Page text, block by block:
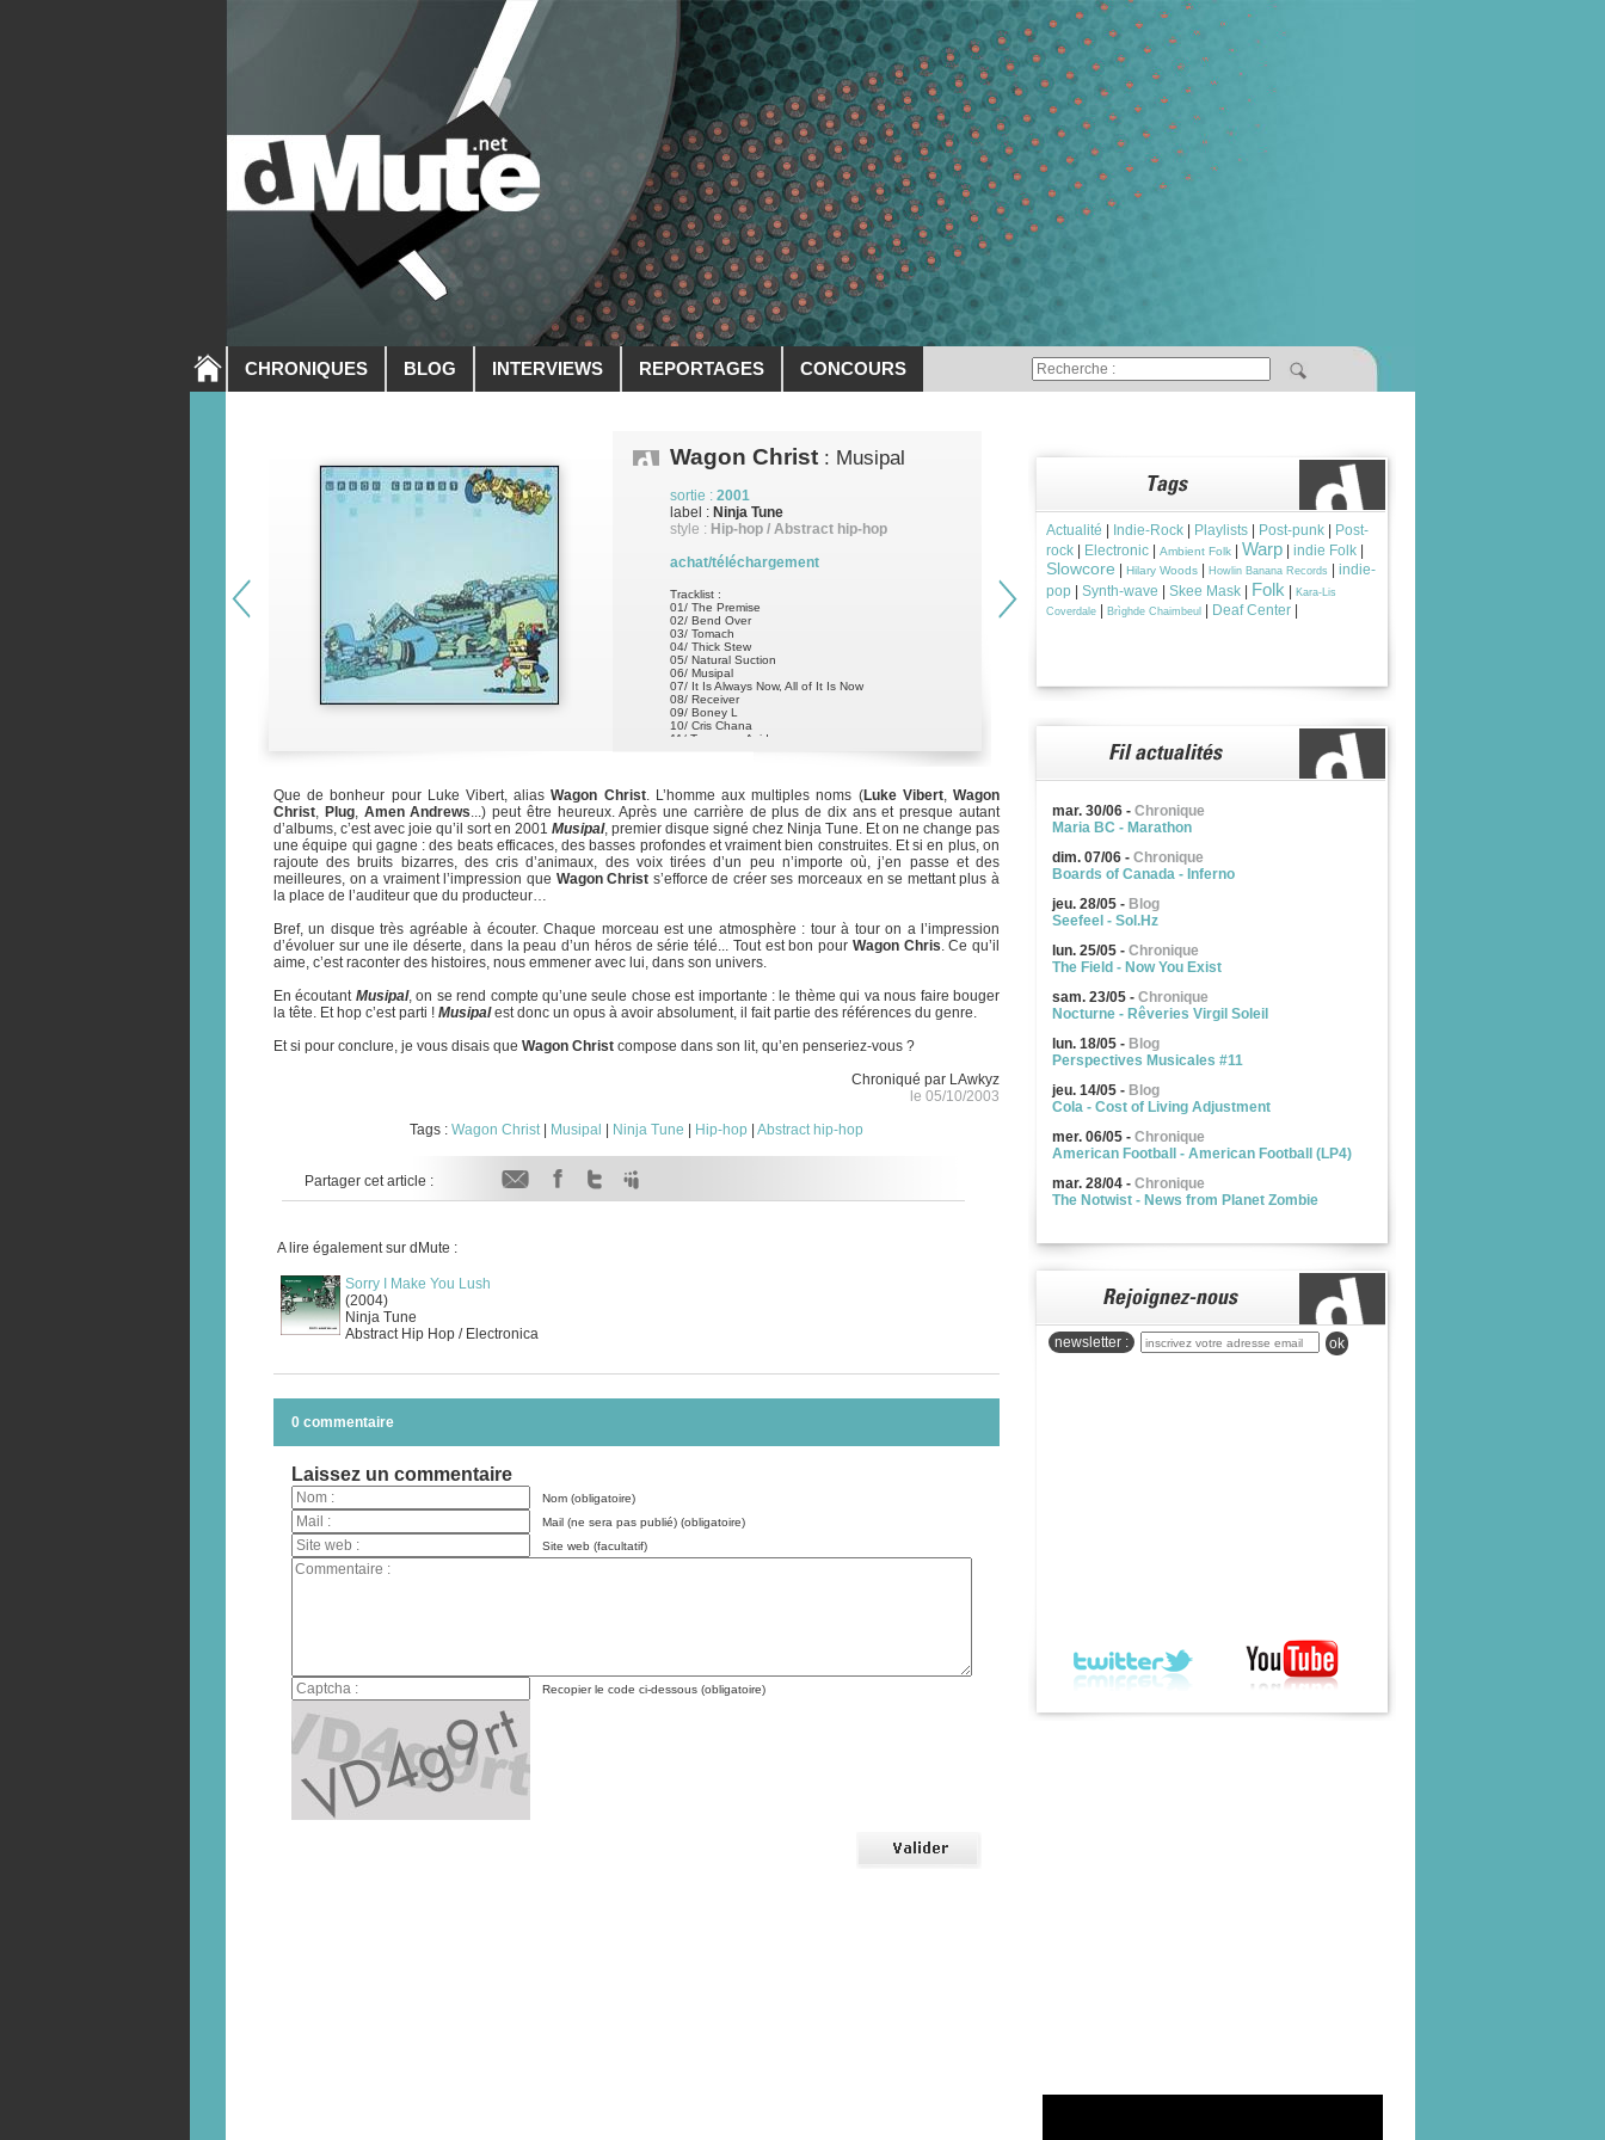
CHRONIQUES BLOG INTERVIEWS REPORTAGES CONCOURS
Wagon Christ : Musipal
sortie : 2001
label : Ninja Tune
style : Hip-hop / Abstract hip-hop
achat/téléchargement
Tracklist :
01/ The Premise
02/ Bend Over
03/ Tomach
04/ Thick Stew
05/ Natural Suction
06/ Musipal
07/ It Is Always Now, All of It Is Now
08/ Receiver
09/ Boney L
10/ Cris Chana
11/ Tomorrow Acid
Que de bonheur pour Luke Vibert, aliasWagon Christ. L’homme aux multiples noms (Luke Vibert,Wagon
Christ, Plug, Amen Andrews...) peut être heureux. Après une carrière de plus de dix ans et presque autant
d’albums, c’est avec joie qu’il sort en 2001 Musipal, premier disque signé chez Ninja Tune. Et on ne change pas
une équipe qui gagne : des beats efficaces, des basses profondes et vraiment bien construites. Et si en plus, on
rajoute des bruits bizarres, des cris d’animaux, des voix tirées d’un peu n’importe où, j’en passe et des
meilleures, on a vraiment l’impression que Wagon Christ s’efforce de créer ses morceaux en se mettant plus à
la place de l’auditeur que du producteur…
Bref, un disque très agréable à écouter. Chaque morceau est une atmosphère : tour à tour on a l’impression
d’évoluer sur une ile déserte, dans la peau d’un héros de série télé... Tout est bon pour Wagon Chris. Ce qu’il
aime, c’est raconter des histoires, nous emmener avec lui, dans son univers.
En écoutant Musipal, on se rend compte qu’une seule chose est importante : le thème qui va nous faire bouger
la tête. Et hop c’est parti ! Musipalest donc un opus à avoir absolument, il fait partie des références du genre.
Et si pour conclure, je vous disais que Wagon Christ compose dans son lit, qu’en penseriez-vous ?
Chroniqué par LAwkyz
le 05/10/2003
Tags : Wagon Christ| Musipal Ninja Tune Hip-hop Abstract hip-hop
Partager cet article :
A lire également sur dMute :
Sorry I Make You Lush
(2004)
Ninja Tune
Abstract Hip Hop / Electronica
0 commentaire
Laissez un commentaire
Nom (obligatoire)
Mail (ne sera pas publié) (obligatoire)
Site web (facultatif)
Recopier le code ci-dessous (obligatoire)
Actualité Indie-Rock Playlists Post-punk
Post-
rock
Electronic Ambient Folk Warp indie Folk
Slowcore Hilary Woods Howlin Banana Records
indie-
pop
Synth-wave Skee Mask Folk
Kara-Lis
Coverdale
Brìghde Chaimbeul Deaf Center
mar. 30/06 - Chronique
Maria BC - Marathon
dim. 07/06 - Chronique
Boards of Canada - Inferno
jeu. 28/05 - Blog
Seefeel - Sol.Hz
lun. 25/05 - Chronique
The Field - Now You Exist
sam. 23/05 - Chronique
Nocturne - Rêveries Virgil Soleil
lun. 18/05 - Blog
Perspectives Musicales #11
jeu. 14/05 - Blog
Cola - Cost of Living Adjustment
mer. 06/05 - Chronique
American Football - American Football (LP4)
mar. 28/04 - Chronique
The Notwist - News from Planet Zombie
newsletter : ok